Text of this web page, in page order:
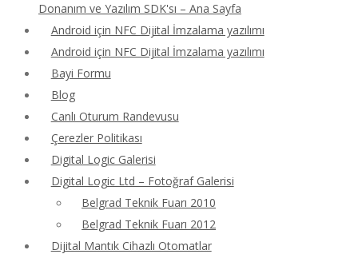
Donanım ve Yazılım SDK'sı – Ana Sayfa
Android için NFC Dijital İmzalama yazılımı
Android için NFC Dijital İmzalama yazılımı
Bayi Formu
Blog
Canlı Oturum Randevusu
Çerezler Politikası
Digital Logic Galerisi
Digital Logic Ltd – Fotoğraf Galerisi
Belgrad Teknik Fuarı 2010
Belgrad Teknik Fuarı 2012
Dijital Mantık Cihazlı Otomatlar